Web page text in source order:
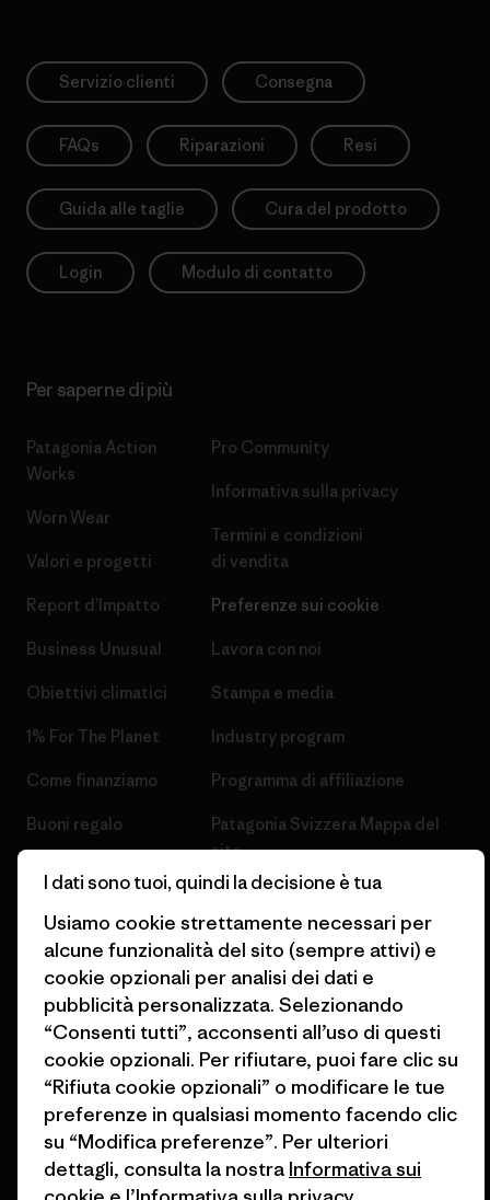
Servizio clienti Consegna
FAQs Riparazioni Resi
Guida alle taglie Cura del prodotto
Login Modulo di contatto
Per saperne di più
Patagonia Action
Works
Worn Wear
Valori e progetti
Report d’Impatto
Business Unusual
Obiettivi climatici
1% For The Planet
Come finanziamo
Buoni regalo
Pro Community
Informativa sulla privacy
Termini e condizioni
di vendita
Preferenze sui cookie
Lavora con noi
Stampa e media
Industry program
Programma di affiliazione
Patagonia Svizzera Mappa del
sito
© 2026 Patagonia, Inc. All Rights Reserved.
I dati sono tuoi, quindi la decisione è tua
Usiamo cookie strettamente necessari per
alcune funzionalità del sito (sempre attivi) e
cookie opzionali per analisi dei dati e
pubblicità personalizzata. Selezionando
“Consenti tutti”, acconsenti all’uso di questi
cookie opzionali. Per rifiutare, puoi fare clic su
“Rifiuta cookie opzionali” o modificare le tue
preferenze in qualsiasi momento facendo clic
su “Modifica preferenze”. Per ulteriori
dettagli, consulta la nostra Informativa sui